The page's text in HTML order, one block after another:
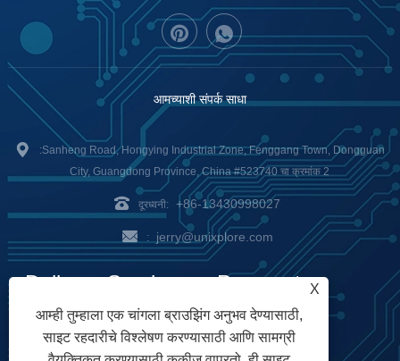
आमच्याशी संपर्क साधा
:Sanheng Road, Hongying Industrial Zone, Fenggang Town, Dongguan
City, Guangdong Province, China #523740 चा क्रमांक 2
दूरध्वनी: +86-13430998027
: jerry@unixplore.com
Delivery Service
Payment
Options
X
आम्ही तुम्हाला एक चांगला ब्राउझिंग अनुभव देण्यासाठी,
साइट रहदारीचे विश्लेषण करण्यासाठी आणि सामग्री